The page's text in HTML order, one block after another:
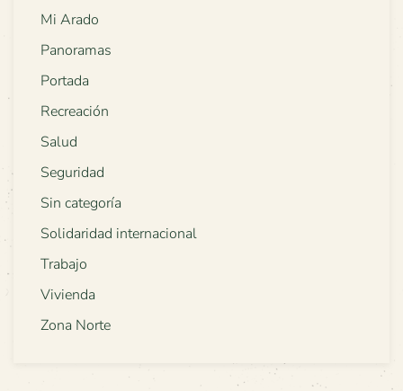
Mi Arado
Panoramas
Portada
Recreación
Salud
Seguridad
Sin categoría
Solidaridad internacional
Trabajo
Vivienda
Zona Norte